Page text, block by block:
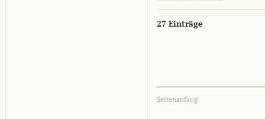
27 Einträge
Seitenanfang